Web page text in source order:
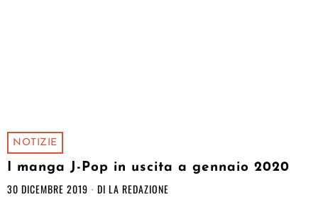
NOTIZIE
I manga J-Pop in uscita a gennaio 2020
30 DICEMBRE 2019 DI LA REDAZIONE